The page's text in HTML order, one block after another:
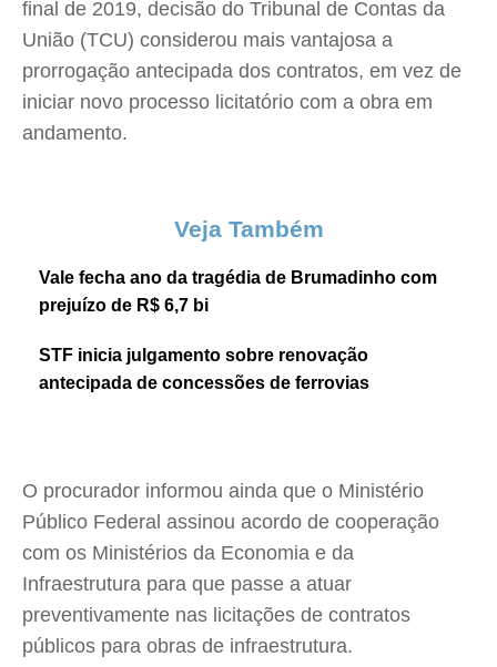
final de 2019, decisão do Tribunal de Contas da
União (TCU) considerou mais vantajosa a
prorrogação antecipada dos contratos, em vez de
iniciar novo processo licitatório com a obra em
andamento.
Veja Também
Vale fecha ano da tragédia de Brumadinho com
prejuízo de R$ 6,7 bi
STF inicia julgamento sobre renovação
antecipada de concessões de ferrovias
O procurador informou ainda que o Ministério
Público Federal assinou acordo de cooperação
com os Ministérios da Economia e da
Infraestrutura para que passe a atuar
preventivamente nas licitações de contratos
públicos para obras de infraestrutura.